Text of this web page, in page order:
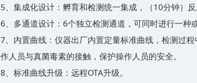
5、集成化设计：孵育和检测统一集成，（10分钟）
6、多通道设计：6个独立检测通道，可同时进行一种
7、内置曲线：仪器出厂内置定量标准曲线，检测过
作人员与真菌毒素的接触，保护操作人员的安全。
8、标准曲线升级：远程OTA升级。